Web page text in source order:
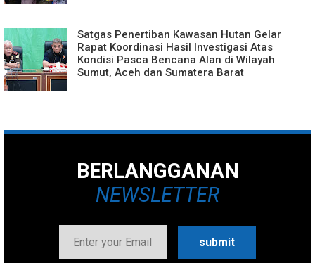
Satgas Penertiban Kawasan Hutan Gelar
Rapat Koordinasi Hasil Investigasi Atas
Kondisi Pasca Bencana Alan di Wilayah
Sumut, Aceh dan Sumatera Barat
BERLANGGANAN
NEWSLETTER